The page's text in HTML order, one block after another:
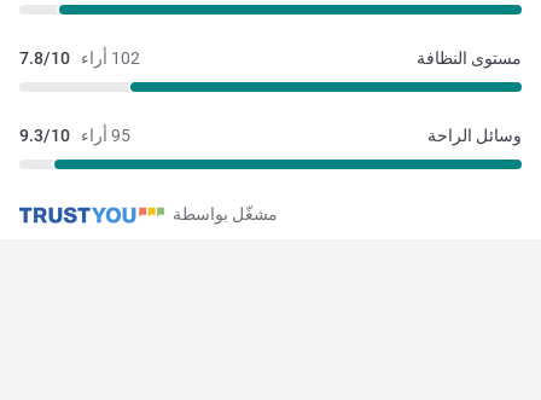
102 أراء 7.8/10 مستوى النظافة
95 أراء 9.3/10 وسائل الراحة
مشغّل بواسطة